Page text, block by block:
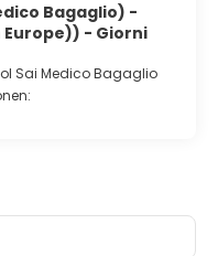
Bagaglio) -
- Giorni
Sai Medico Bagaglio